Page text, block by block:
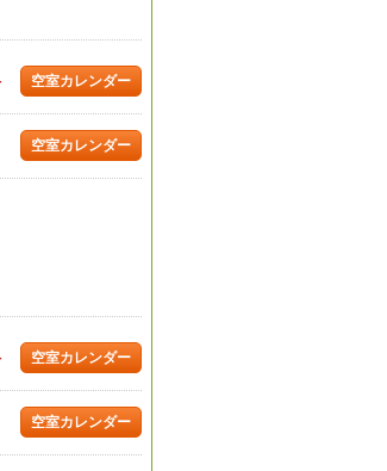
空室カレンダー
空室カレンダー
空室カレンダー
空室カレンダー